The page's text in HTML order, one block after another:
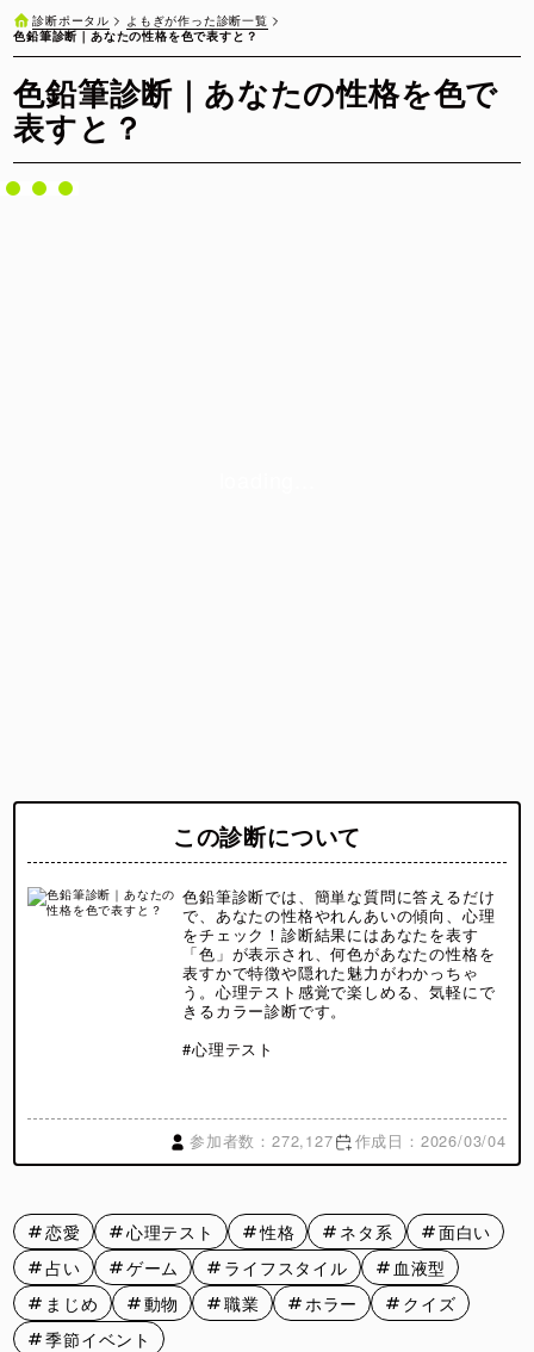
診断ポータル
よもぎが作った診断一覧
色鉛筆診断｜あなたの性格を色で表すと？
色鉛筆診断｜あなたの性格を色で
表すと？
この診断について
色鉛筆診断では、簡単な質問に答えるだけ
で、あなたの性格やれんあいの傾向、心理
をチェック！診断結果にはあなたを表す
「色」が表示され、何色があなたの性格を
表すかで特徴や隠れた魅力がわかっちゃ
う。心理テスト感覚で楽しめる、気軽にで
きるカラー診断です。
#心理テスト
参加者数：272,127 作成日：2026/03/04
恋愛 心理テスト 性格 ネタ系
面白い
占い
ゲーム ライフスタイル
血液型
まじめ
動物 職業 ホラー
クイズ
季節イベント